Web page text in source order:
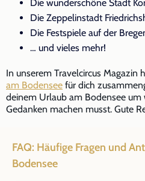
Die wunderschöne Stadt
Die Zeppelinstadt
Die Festspiele auf der
… und vieles mehr!
In unserem Travelcircus Magazin
am Bodensee für dich
deinem Urlaub am Bodensee um
Gedanken machen musst. Gute
FAQ: Häufige Fragen und
Bodensee